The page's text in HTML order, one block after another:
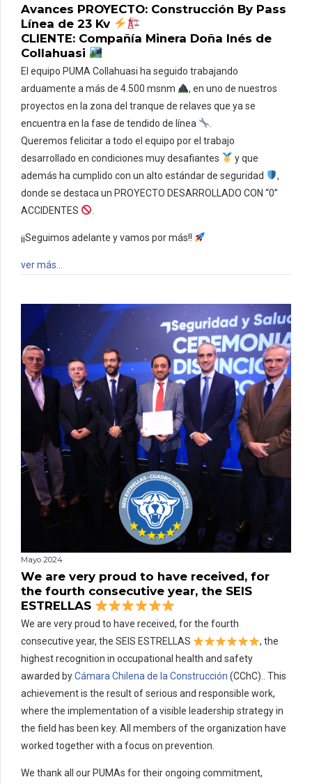
Avances PROYECTO: Construcción By Pass
Línea de 23 Kv
CLIENTE: Compañía Minera Doña Inés de
Collahuasi
El equipo PUMA Collahuasi ha seguido trabajando
arduamente a más de 4.500 msnm
, en uno de nuestros
proyectos en la zona del tranque de relaves que ya se
encuentra en la fase de tendido de línea
Queremos felicitar a todo el equipo por el trabajo
desarrollado en condiciones muy desafiantes
y que
además ha cumplido con un alto estándar de seguridad
,
donde se destaca un PROYECTO DESARROLLADO CON “0”
ACCIDENTES
¡¡Seguimos adelante y vamos por más!!
ver más…
Mayo 2024
We are very proud to have received, for
the fourth consecutive year, the SEIS
ESTRELLAS
We are very proud to have received, for the fourth
consecutive year, the SEIS ESTRELLAS
, the
highest recognition in occupational health and safety
awarded byCámara Chilena de la Construcción (CChC).. This
achievement is the result of serious and responsible work,
where the implementation of a visible leadership strategy in
the field has been key. All members of the organization have
worked together with a focus on prevention.
We thank all our PUMAs for their ongoing commitment,